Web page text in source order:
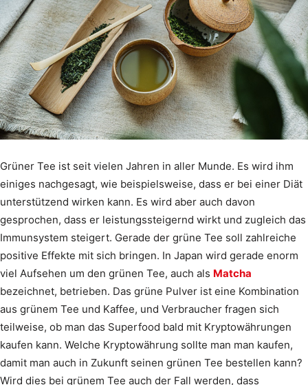
Grüner Tee ist seit vielen Jahren in aller Munde. Es wird ihm
einiges nachgesagt, wie beispielsweise, dass er bei einer Diät
unterstützend wirken kann. Es wird aber auch davon
gesprochen, dass er leistungssteigernd wirkt und zugleich das
Immunsystem steigert. Gerade der grüne Tee soll zahlreiche
positive Effekte mit sich bringen. In Japan wird gerade enorm
viel Aufsehen um den grünen Tee, auch als Matcha
bezeichnet, betrieben. Das grüne Pulver ist eine Kombination
aus grünem Tee und Kaffee, und Verbraucher fragen sich
teilweise, ob man das Superfood bald mit Kryptowährungen
kaufen kann. Welche Kryptowährung sollte man man kaufen,
damit man auch in Zukunft seinen grünen Tee bestellen kann?
Wird dies bei grünem Tee auch der Fall werden, dass